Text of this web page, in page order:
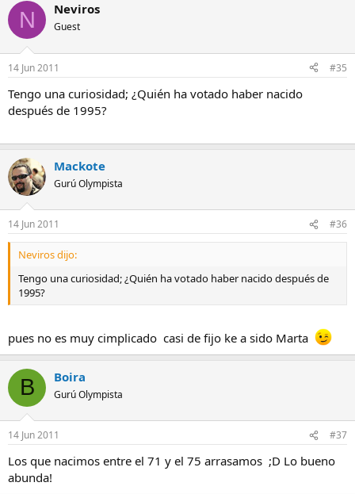
N Neviros
Guest
14 Jun 2011 #35
Tengo una curiosidad; ¿Quién ha votado haber nacido
después de 1995?
Mackote
Gurú Olympista
14 Jun 2011 #36
Neviros dijo:
Tengo una curiosidad; ¿Quién ha votado haber nacido después de
1995?
pues no es muy cimplicado casi de fijo ke a sido Marta
B Boira
Gurú Olympista
14 Jun 2011 #37
Los que nacimos entre el 71 y el 75 arrasamos ;D Lo bueno
abunda!